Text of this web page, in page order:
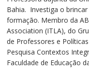
Bahia. Investiga o
formação. Membro da
Association (ITLA), do
de Professores e
Pesquisa Contextos
Faculdade de Educação